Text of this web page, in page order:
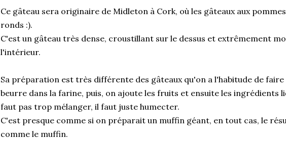
Ce gâteau sera originaire de Midleton à Cork, où les gâteaux aux
ronds :).
C'est un gâteau très dense, croustillant sur le dessus et extrêmement
l'intérieur.
Sa préparation est très différente des gâteaux qu'on a l'habitude de faire
beurre dans la farine, puis, on ajoute les fruits et ensuite les ingrédients
faut pas trop mélanger, il faut juste humecter.
C'est presque comme si on préparait un muffin géant, en tout cas, le
comme le muffin.